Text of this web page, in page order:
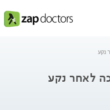
נקע
לאחר נקע